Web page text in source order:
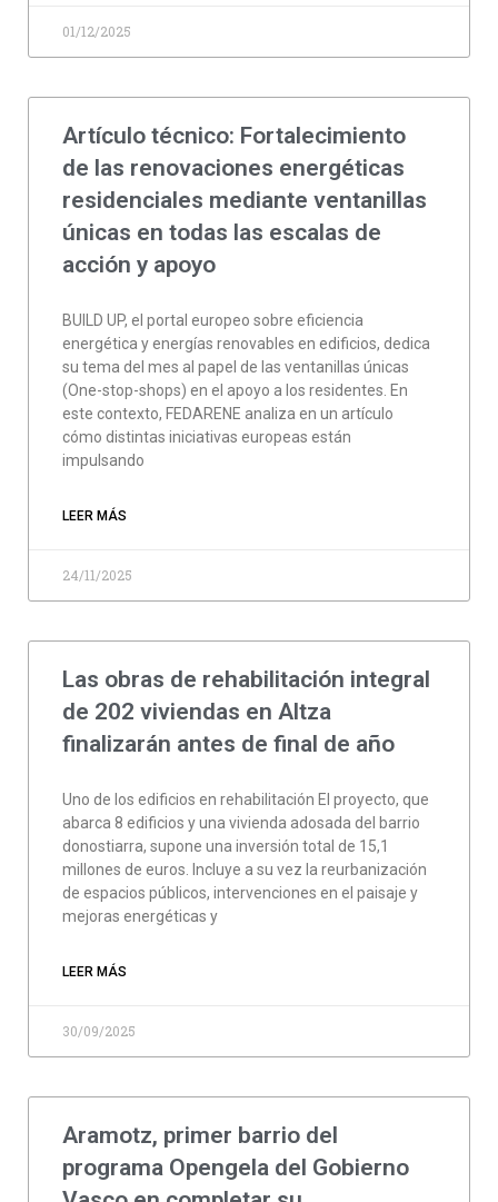
01/12/2025
Artículo técnico: Fortalecimiento
de las renovaciones energéticas
residenciales mediante ventanillas
únicas en todas las escalas de
acción y apoyo
BUILD UP, el portal europeo sobre eficiencia
energética y energías renovables en edificios, dedica
su tema del mes al papel de las ventanillas únicas
(One-stop-shops) en el apoyo a los residentes. En
este contexto, FEDARENE analiza en un artículo
cómo distintas iniciativas europeas están
impulsando
LEER MÁS
24/11/2025
Las obras de rehabilitación integral
de 202 viviendas en Altza
finalizarán antes de final de año
Uno de los edificios en rehabilitación El proyecto, que
abarca 8 edificios y una vivienda adosada del barrio
donostiarra, supone una inversión total de 15,1
millones de euros. Incluye a su vez la reurbanización
de espacios públicos, intervenciones en el paisaje y
mejoras energéticas y
LEER MÁS
30/09/2025
Aramotz, primer barrio del
programa Opengela del Gobierno